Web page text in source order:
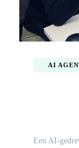
AI
Een AI-